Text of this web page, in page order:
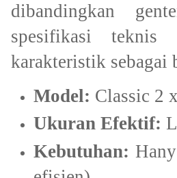
dibandingkan
spesifikasi
karakteristik sebagai
Model: Classic 2
Ukuran Efektif:
Kebutuhan: